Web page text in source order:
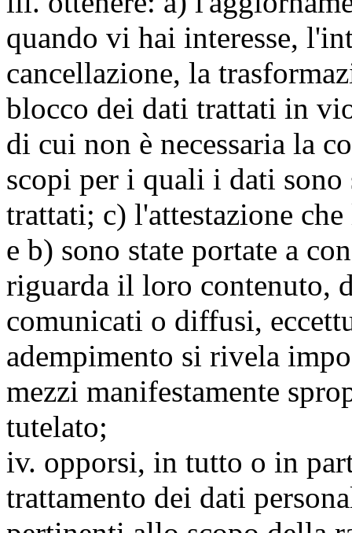
quando vi hai interesse,
cancellazione, la
blocco dei dati trattati in
di cui non è necessaria la
scopi per i quali i dati sono
trattati; c) l'attestazione
e b) sono state portate a
riguarda il loro contenuto,
comunicati o diffusi,
adempimento si rivela
mezzi manifestamente
tutelato;
iv. opporsi, in tutto o in
trattamento dei dati